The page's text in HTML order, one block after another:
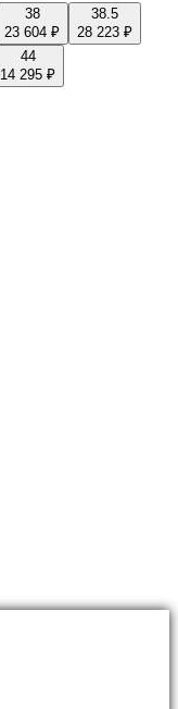
38
23 604 ₽
38.5
28 223 ₽
44
14 295 ₽